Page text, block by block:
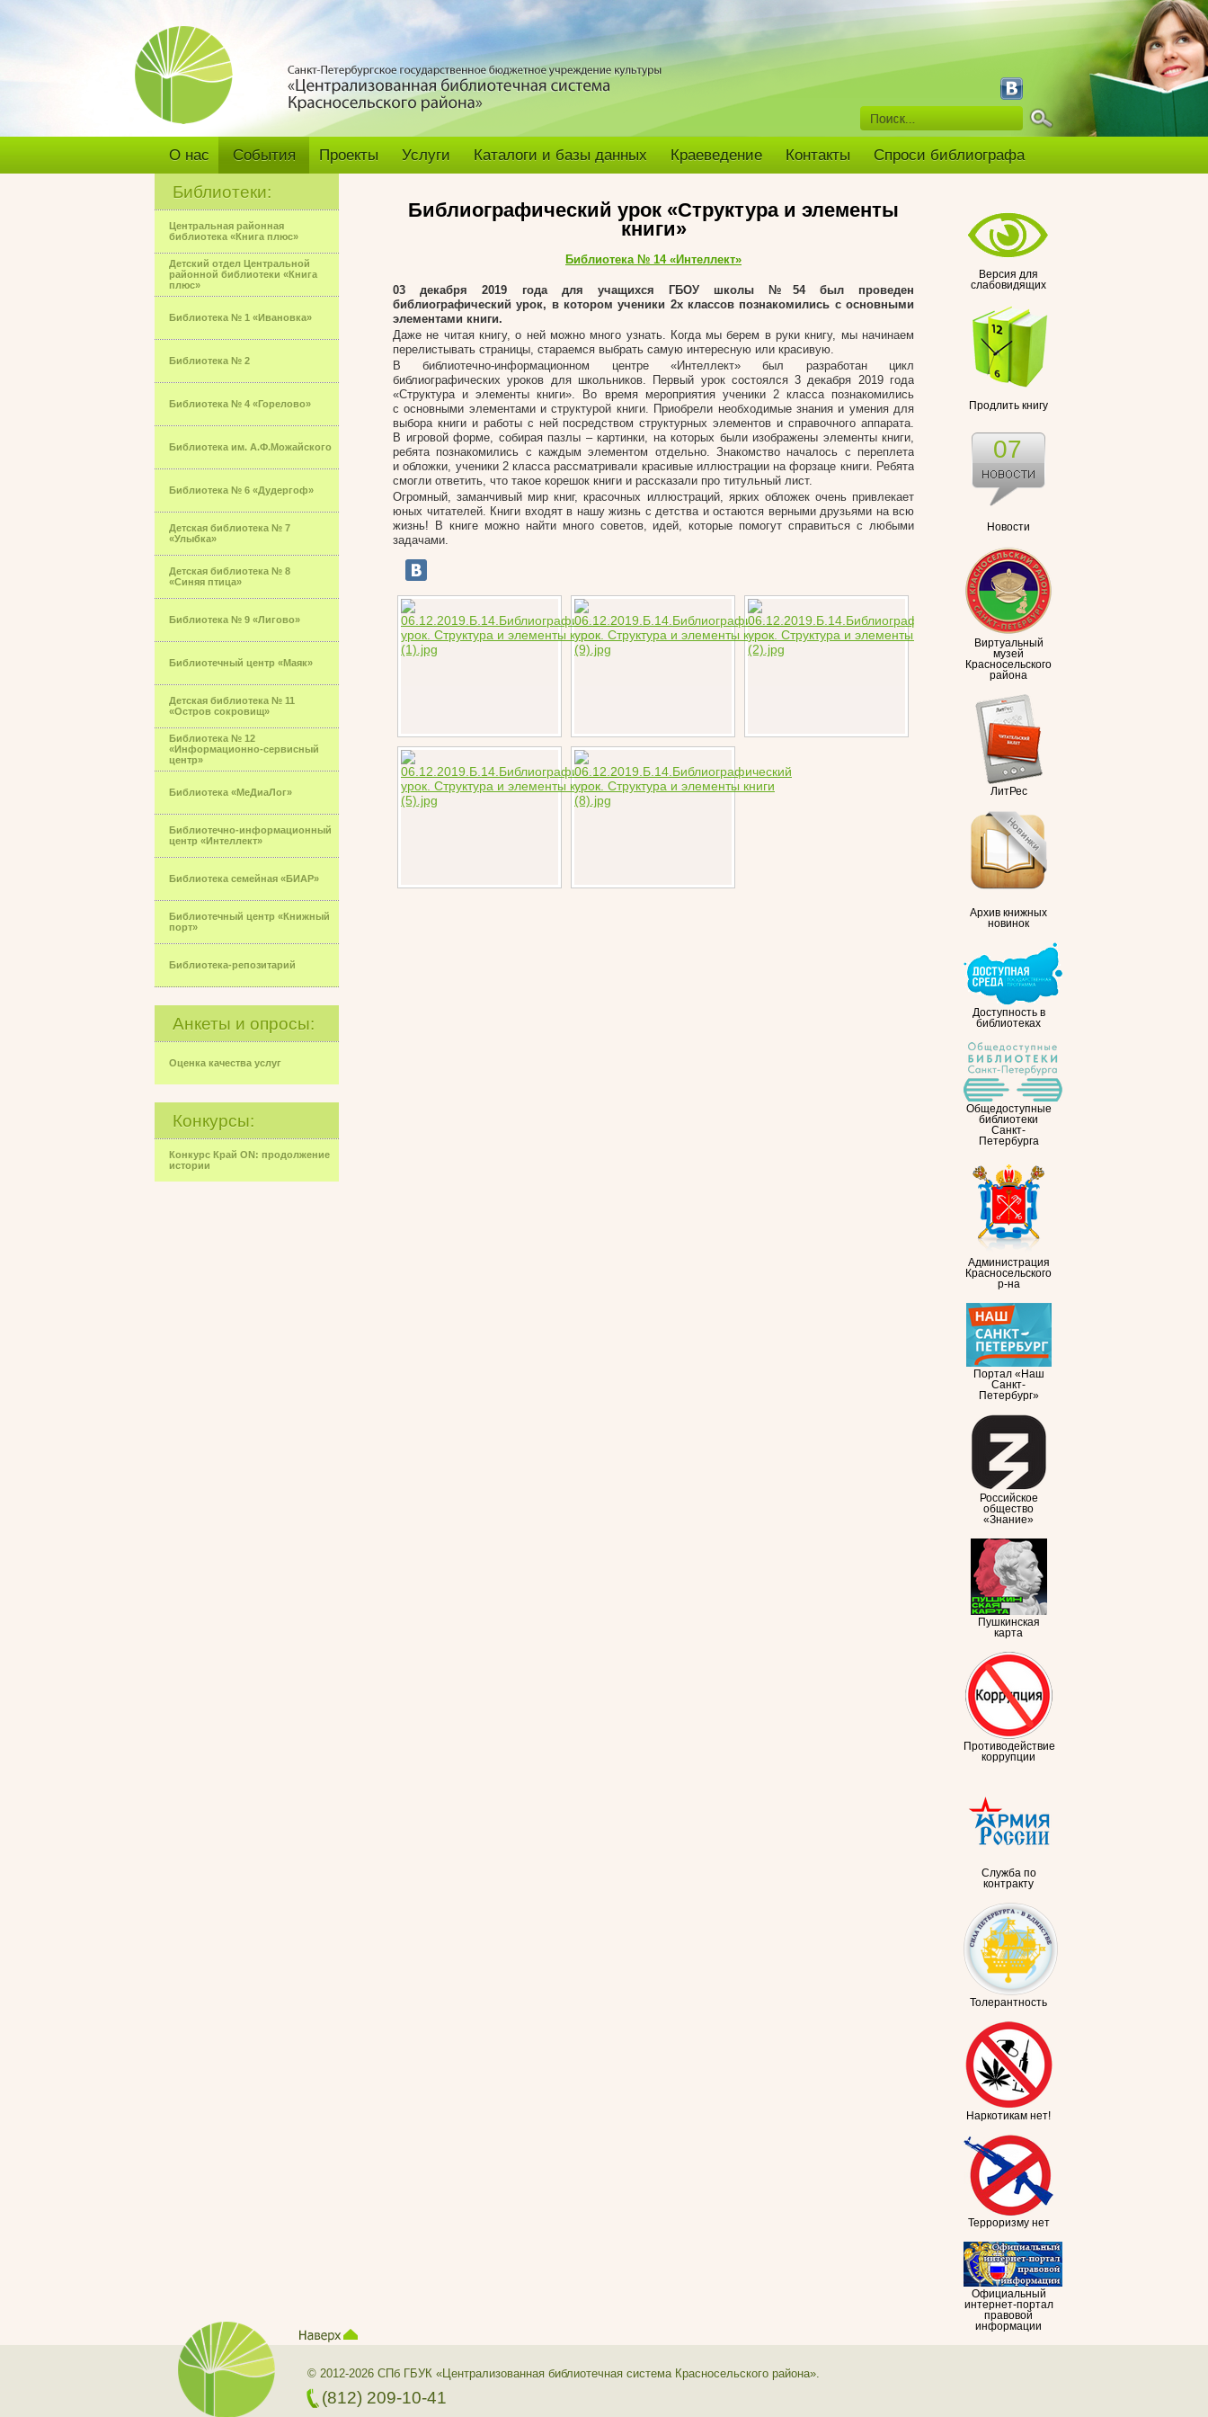
О нас События Проекты Услуги Каталоги и базы данных Краеведение Контакты Спроси библиографа
Библиотеки:
Центральная районная
библиотека «Книга плюс»
Детский отдел Центральной
районной библиотеки «Книга
плюс»
Библиотека № 1 «Ивановка»
Библиотека № 2
Библиотека № 4 «Горелово»
Библиотека им. А.Ф.Можайского
Библиотека № 6 «Дудергоф»
Детская библиотека № 7
«Улыбка»
Детская библиотека № 8
«Синяя птица»
Библиотека № 9 «Лигово»
Библиотечный центр «Маяк»
Детская библиотека № 11
«Остров сокровищ»
Библиотека № 12
«Информационно-сервисный
центр»
Библиотека «МеДиаЛог»
Библиотечно-информационный
центр «Интеллект»
Библиотека семейная «БИАР»
Библиотечный центр «Книжный
порт»
Библиотека-репозитарий
Анкеты и опросы:
Оценка качества услуг
Конкурсы:
Конкурс Край ON: продолжение
истории
Версия для
слабовидящих
Продлить книгу
Новости
07
Виртуальный
музей
Красносельского
района
ЛитРес
Архив книжных
новинок
Доступность в
библиотеках
Общедоступные
библиотеки
Санкт-
Петербурга
Администрация
Красносельского
р-на
Портал «Наш
Санкт-
Петербург»
Российское
общество
«Знание»
Пушкинская
карта
Противодействие
коррупции
Служба по
контракту
Толерантность
Наркотикам нет!
Терроризму нет
Официальный
интернет-портал
правовой
информации
Библиографический урок «Структура и элементы
книги»
Библиотека № 14 «Интеллект»
03 декабря 2019 года для учащихся ГБОУ школы №54 был проведен
библиографический урок, в котором ученики 2х классов познакомились с основными
элементами книги.
Даже не читая книгу, о ней можно много узнать. Когда мы берем в руки книгу, мы начинаем
перелистывать страницы, стараемся выбрать самую интересную или красивую.
В библиотечно-информационном центре «Интеллект» был разработан цикл
библиографических уроков для школьников. Первый урок состоялся 3 декабря 2019 года
«Структура и элементы книги». Во время мероприятия ученики 2 класса познакомились
с основными элементами и структурой книги. Приобрели необходимые знания и умения для
выбора книги и работы с ней посредством структурных элементов и справочного аппарата.
В игровой форме, собирая пазлы – картинки, на которых были изображены элементы книги,
ребята познакомились с каждым элементом отдельно. Знакомство началось с переплета
и обложки, ученики 2 класса рассматривали красивые иллюстрации на форзаце книги. Ребята
смогли ответить, что такое корешок книги и рассказали про титульный лист.
Огромный, заманчивый мир книг, красочных иллюстраций, ярких обложек очень привлекает
юных читателей. Книги входят в нашу жизнь с детства и остаются верными друзьями на всю
жизнь! В книге можно найти много советов, идей, которые помогут справиться с любыми
задачами.
© 2012-2026 СПб ГБУК «Централизованная библиотечная система Красносельского района».
(812) 209-10-41